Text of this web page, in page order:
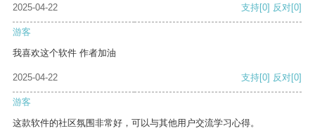
2025-04-22 支持[0] 反对[0]
游客
我喜欢这个软件 作者加油
2025-04-22 支持[0] 反对[0]
游客
这款软件的社区氛围非常好，可以与其他用户交流学习心得。